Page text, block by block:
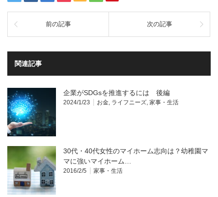
前の記事 次の記事
関連記事
企業がSDGsを推進するには 後編
2024/1/23 お金, ライフニーズ, 家事・生活
30代・40代女性のマイホーム志向は？幼稚園マ
マに強いマイホーム…
2016/2/5 家事・生活